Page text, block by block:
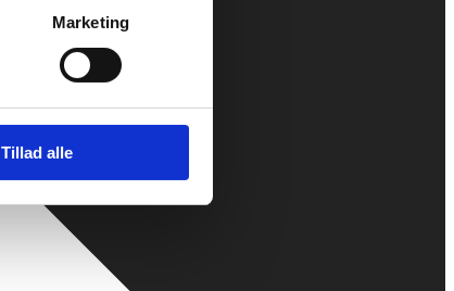
Marketing
Tillad alle